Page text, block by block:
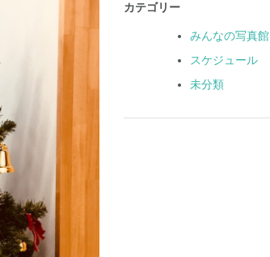
カテゴリー
みんなの写真館
スケジュール
未分類